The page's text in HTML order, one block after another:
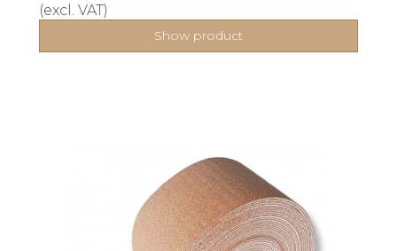
(excl. VAT)
Show product